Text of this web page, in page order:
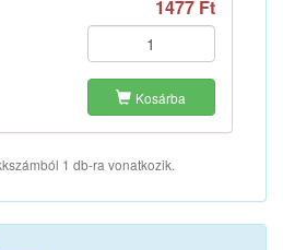
1477 Ft
Kosárba
1 db-ra vonatkozik.